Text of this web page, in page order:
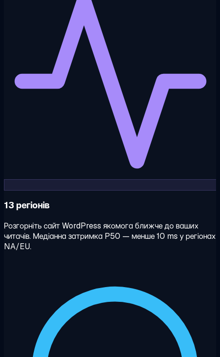
13 регіонів
Розгорніть сайт WordPress якомога ближче до ваших
читачів. Медіанна затримка P50 — менше 10 ms у регіонах
NA/EU.